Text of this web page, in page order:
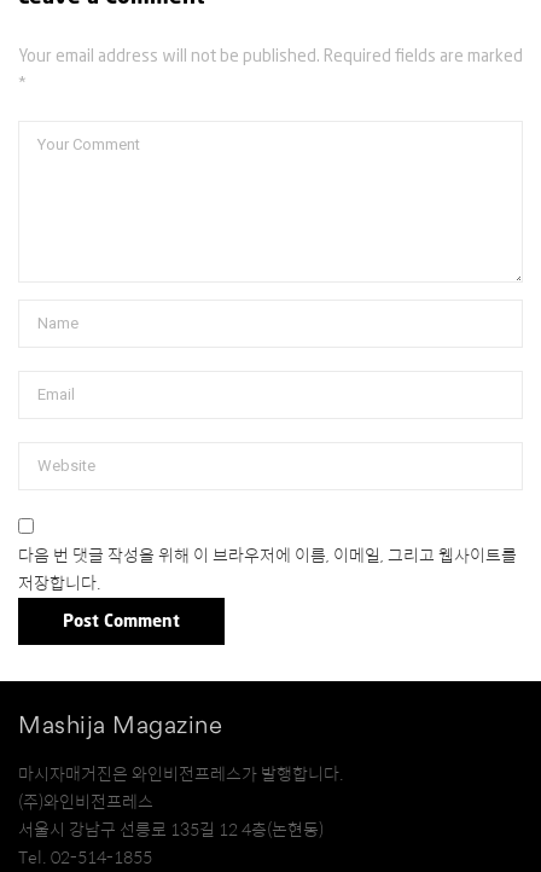
Your email address will not be published. Required fields are marked
*
다음 번 댓글 작성을 위해 이 브라우저에 이름, 이메일, 그리고 웹사이트를
저장합니다.
Mashija Magazine
마시자매거진은 와인비전프레스가 발행합니다.
(주)와인비전프레스
서울시 강남구 선릉로 135길 12 4층(논현동)
Tel. 02-514-1855